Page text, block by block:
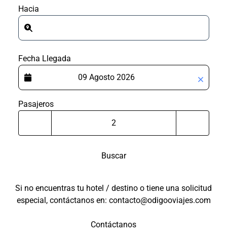
Hacia
Fecha Llegada
Pasajeros
Buscar
Si no encuentras tu hotel / destino o tiene una solicitud
especial, contáctanos en: contacto@odigooviajes.com
Contáctanos